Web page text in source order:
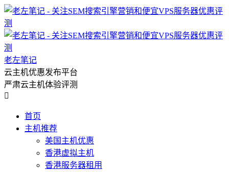
老左笔记
云主机优惠发布平台
严肃云主机体验评测

首页
主机推荐
美国主机优惠
香港虚拟主机
香港服务器租用